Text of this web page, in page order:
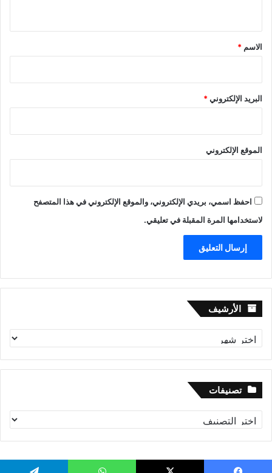
*
الاسم *
البريد الإلكتروني*
الموقع الإلكتروني
احفظ اسمي، بريدي الإلكتروني، والموقع الإلكتروني في هذا المتصفح
لاستخدامها المرة المقبلة في تعليقي.
الأرشيف الأرشيف
تصنيفات
تصنيفات